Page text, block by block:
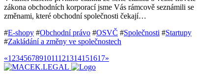
zákona obchodních korporací jsme Vás rámcově seznámili se
změnami, které obchodní společnosti čekají…
#E-shopy #Obchodní právo #OSVČ #Společnosti #Startupy
#Zakládání a změny ve společnostech
«1 234567891011121314151617»